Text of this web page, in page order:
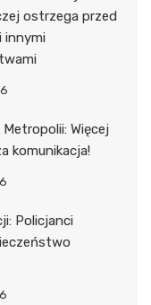
ostrzega przed
innymi
Więcej
komunikacja!
Policjanci